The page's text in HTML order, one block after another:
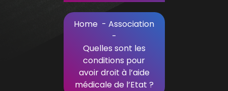
Home - Association
-
Quelles sont les
conditions pour
avoir droit à l’aide
médicale de l’Etat ?